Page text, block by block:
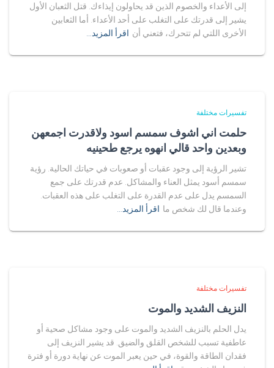
إلى الأعداء والخصوم الذين قد يحاولون إيذاءك. قتل الثعبان الأول
يشير إلى قدرتك على التغلب على أحد الأعداء. أما الثعابين
الأخرى اللتي لم تتحرك، فتعني أن اقرأ المزيد…
تفسيرات مختلفة
حلمت اني اشوف سمسم اسود ولاقدرت اجمعهن
وبعدين واحد قالي انهوه يرجع طحينيه
تشير الرؤية إلى وجود عقبات أو صعوبات في حياتك الحالية. رؤية
سمسم أسود يمثل العناء والمشاكل. عدم قدرتك على جمع
السمسم يدل على عدم القدرة على التغلب على هذه العقبات.
وعندما قال لك شخص ما اقرأ المزيد…
تفسيرات مختلفة
النزيف الشديد والموت
يدل الحلم بالنزيف الشديد والموت على وجود مشاكل صحية أو
عاطفية تسبب للشخص القلق والضيق. قد يشير النزيف إلى
فقدان الطاقة والقوة، في حين يعبر الموت عن نهاية دورة أو فترة